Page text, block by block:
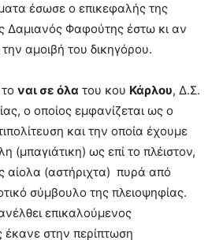
έσωσε ο επικεφαλής της
Δαμιανός Φαφούτης έστω κι αν
αμοιβή του δικηγόρου.
ναι σε όλα του κου Κάρλου, Δ.Σ.
ο οποίος εμφανίζεται ως ο
και την οποία έχουμε
(μπαγιάτικη) ως επί το πλέιστον,
αίολα (αστήριχτα) πυρά από
σύμβουλο της πλειοψηφίας.
επικαλούμενος
στην περίπτωση